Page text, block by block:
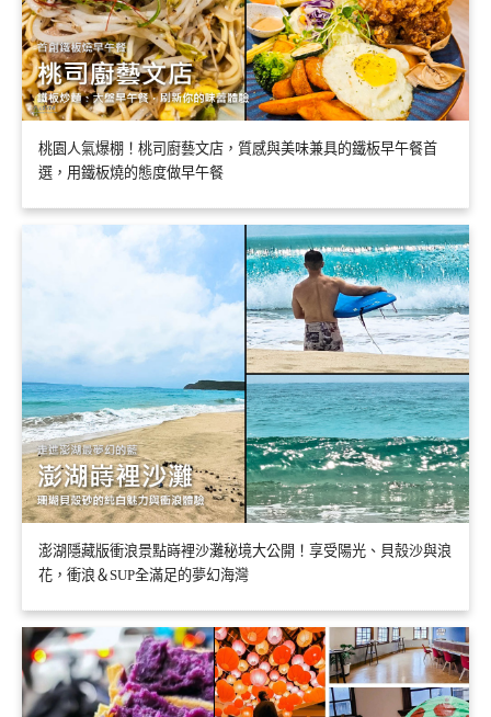
桃園人氣爆棚！桃司廚藝文店，質感與美味兼具的鐵板早午餐首
選，用鐵板燒的態度做早午餐
澎湖隱藏版衝浪景點嵵裡沙灘秘境大公開！享受陽光、貝殼沙與浪
花，衝浪＆SUP全滿足的夢幻海灣